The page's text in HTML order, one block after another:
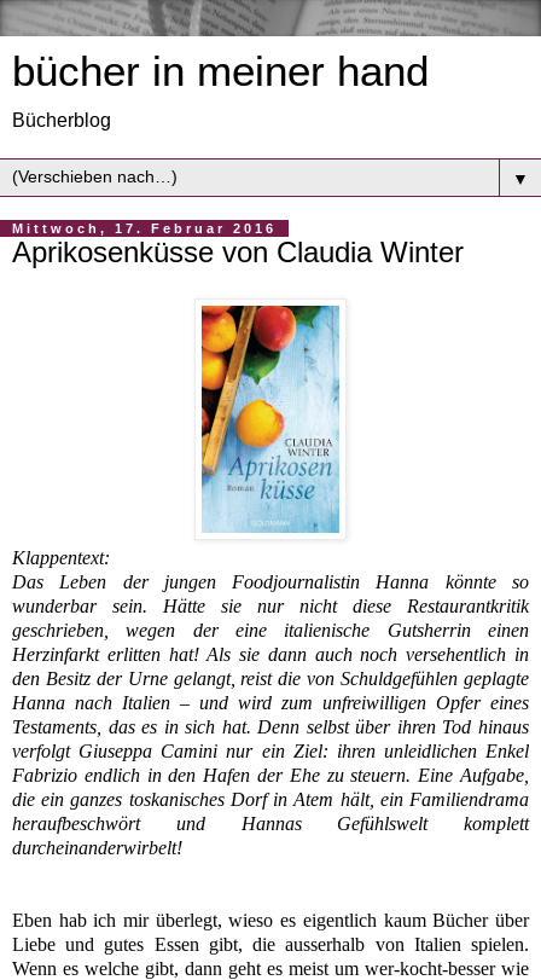
bücher in meiner hand
Bücherblog
▼
Mittwoch, 17. Februar 2016
Aprikosenküsse von Claudia Winter
Klappentext:
Das Leben der jungen Foodjournalistin Hanna könnte so
wunderbar sein. Hätte sie nur nicht diese Restaurantkritik
geschrieben, wegen der eine italienische Gutsherrin einen
Herzinfarkt erlitten hat! Als sie dann auch noch versehentlich in
den Besitz der Urne gelangt, reist die von Schuldgefühlen geplagte
Hanna nach Italien – und wird zum unfreiwilligen Opfer eines
Testaments, das es in sich hat. Denn selbst über ihren Tod hinaus
verfolgt Giuseppa Camini nur ein Ziel: ihren unleidlichen Enkel
Fabrizio endlich in den Hafen der Ehe zu steuern. Eine Aufgabe,
die ein ganzes toskanisches Dorf in Atem hält, ein Familiendrama
heraufbeschwört und Hannas Gefühlswelt komplett
durcheinanderwirbelt!
Eben hab ich mir überlegt, wieso es eigentlich kaum Bücher über
Liebe und gutes Essen gibt, die ausserhalb von Italien spielen.
Wenn es welche gibt, dann geht es meist um wer-kocht-besser wie